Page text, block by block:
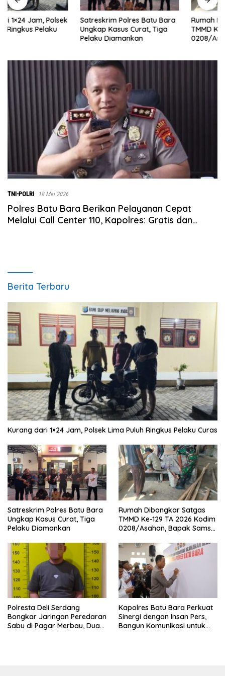
Satreskrim Polres Batu Bara
Ungkap Kasus Curat, Tiga
Rumah Dibongkar Satgas
TMMD Ke-129 TA 2026 Kodim
0208/Asahan, Bapak Samsul
Segera Terwujud
TNI-POLRI 18 Mei 2026
Polres Batu Bara Berikan Pelayanan Cepat
Melalui Call Center 110, Kapolres: Gratis dan
Berita Terbaru
Kurang dari 1×24 Jam, Polsek Lima Puluh Ringkus Pelaku Curas
Satreskrim Polres Batu Bara
Ungkap Kasus Curat, Tiga
Pelaku Diamankan
Rumah Dibongkar Satgas
TMMD Ke-129 TA 2026 Kodim
0208/Asahan, Bapak Samsul
Miliki Rumah Layak Huni
Segera Terwujud
Polresta Deli Serdang
Bongkar Jaringan Peredaran
Sabu di Pagar Merbau, Dua
Kapolres Batu Bara Perkuat
Sinergi dengan Insan Pers,
Bangun Komunikasi untuk